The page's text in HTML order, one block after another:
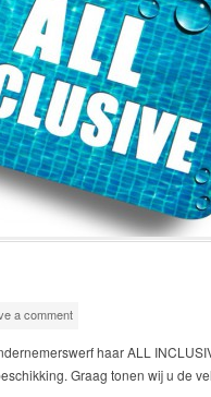
a comment
haar ALL
Graag tonen wij u de